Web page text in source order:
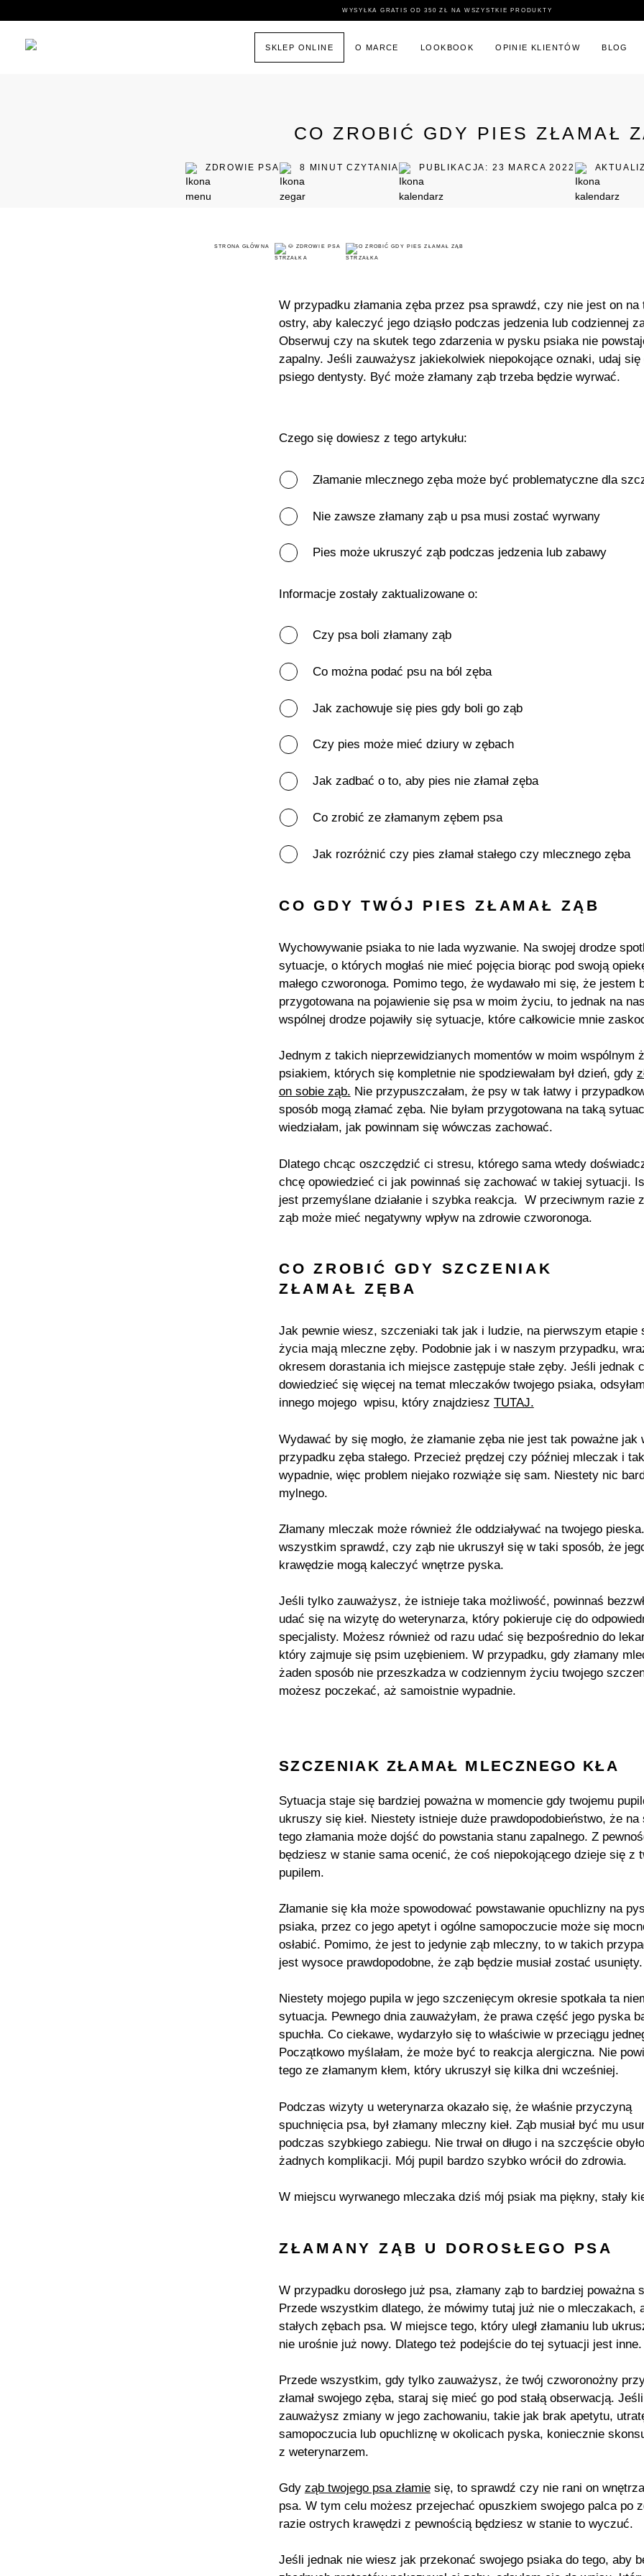
KURIER GLS • PACZKOMATY INPOST • ODBIÓR OSOBISTY
SKLEP ONLINE O MARCE LOOKBOOK OPINIE KLIENTÓW BLOG
CO ZROBIĆ GDY PIES ZŁAMAŁ
ZDROWIE PSA 8 MINUT CZYTANIA PUBLIKACJA: 23 MARCA 2022
STRONA GŁÓWNA 🐶 ZDROWIE PSA CO ZROBIĆ GDY PIES ZŁAMAŁ ZĄB
W przypadku złamania zęba przez psa sprawdź, czy nie jest on na
ostry, aby kaleczyć jego dziąsło podczas jedzenia lub codziennej
Obserwuj czy na skutek tego zdarzenia w pysku psiaka nie
zapalny. Jeśli zauważysz jakiekolwiek niepokojące oznaki, udaj się
psiego dentysty. Być może złamany ząb trzeba będzie wyrwać.
Czego się dowiesz z tego artykułu:
Złamanie mlecznego zęba może być problematyczne dla
Nie zawsze złamany ząb u psa musi zostać wyrwany
Pies może ukruszyć ząb podczas jedzenia lub zabawy
Informacje zostały zaktualizowane o:
Czy psa boli złamany ząb
Co można podać psu na ból zęba
Jak zachowuje się pies gdy boli go ząb
Czy pies może mieć dziury w zębach
Jak zadbać o to, aby pies nie złamał zęba
Co zrobić ze złamanym zębem psa
Jak rozróżnić czy pies złamał stałego czy mlecznego zęba
CO GDY TWÓJ PIES ZŁAMAŁ ZĄB
Wychowywanie psiaka to nie lada wyzwanie. Na swojej drodze
sytuacje, o których mogłaś nie mieć pojęcia biorąc pod swoją
małego czworonoga. Pomimo tego, że wydawało mi się, że jestem
przygotowana na pojawienie się psa w moim życiu, to jednak na
wspólnej drodze pojawiły się sytuacje, które całkowicie mnie
Jednym z takich nieprzewidzianych momentów w moim wspólnym
psiakiem, których się kompletnie nie spodziewałam był dzień, gdy
on sobie ząb. Nie przypuszczałam, że psy w tak łatwy i
sposób mogą złamać zęba. Nie byłam przygotowana na taką
wiedziałam, jak powinnam się wówczas zachować.
Dlatego chcąc oszczędzić ci stresu, którego sama wtedy
chcę opowiedzieć ci jak powinnaś się zachować w takiej sytuacji.
jest przemyślane działanie i szybka reakcja. W przeciwnym razie
ząb może mieć negatywny wpływ na zdrowie czworonoga.
CO ZROBIĆ GDY SZCZENIAK
ZŁAMAŁ ZĘBA
Jak pewnie wiesz, szczeniaki tak jak i ludzie, na pierwszym etapie
życia mają mleczne zęby. Podobnie jak i w naszym przypadku,
okresem dorastania ich miejsce zastępuje stałe zęby. Jeśli jednak
dowiedzieć się więcej na temat mleczaków twojego psiaka,
innego mojego wpisu, który znajdziesz TUTAJ.
Wydawać by się mogło, że złamanie zęba nie jest tak poważne jak
przypadku zęba stałego. Przecież prędzej czy później mleczak i
wypadnie, więc problem niejako rozwiąże się sam. Niestety nic
mylnego.
Złamany mleczak może również źle oddziaływać na twojego
wszystkim sprawdź, czy ząb nie ukruszył się w taki sposób, że
krawędzie mogą kaleczyć wnętrze pyska.
Jeśli tylko zauważysz, że istnieje taka możliwość, powinnaś
udać się na wizytę do weterynarza, który pokieruje cię do
specjalisty. Możesz również od razu udać się bezpośrednio do
który zajmuje się psim uzębieniem. W przypadku, gdy złamany
żaden sposób nie przeszkadza w codziennym życiu twojego
możesz poczekać, aż samoistnie wypadnie.
SZCZENIAK ZŁAMAŁ MLECZNEGO KŁA
Sytuacja staje się bardziej poważna w momencie gdy twojemu
ukruszy się kieł. Niestety istnieje duże prawdopodobieństwo, że na
tego złamania może dojść do powstania stanu zapalnego. Z
będziesz w stanie sama ocenić, że coś niepokojącego dzieje się z
pupilem.
Złamanie się kła może spowodować powstawanie opuchlizny na
psiaka, przez co jego apetyt i ogólne samopoczucie może się
osłabić. Pomimo, że jest to jedynie ząb mleczny, to w takich
jest wysoce prawdopodobne, że ząb będzie musiał zostać usunięty.
Niestety mojego pupila w jego szczenięcym okresie spotkała ta
sytuacja. Pewnego dnia zauważyłam, że prawa część jego pyska
spuchła. Co ciekawe, wydarzyło się to właściwie w przeciągu
Początkowo myślałam, że może być to reakcja alergiczna. Nie
tego ze złamanym kłem, który ukruszył się kilka dni wcześniej.
Podczas wizyty u weterynarza okazało się, że właśnie przyczyną
spuchnięcia psa, był złamany mleczny kieł. Ząb musiał być mu
podczas szybkiego zabiegu. Nie trwał on długo i na szczęście
żadnych komplikacji. Mój pupil bardzo szybko wrócił do zdrowia.
W miejscu wyrwanego mleczaka dziś mój psiak ma piękny, stały
ZŁAMANY ZĄB U DOROSŁEGO PSA
W przypadku dorosłego już psa, złamany ząb to bardziej poważna
Przede wszystkim dlatego, że mówimy tutaj już nie o mleczakach,
stałych zębach psa. W miejsce tego, który uległ złamaniu lub
nie urośnie już nowy. Dlatego też podejście do tej sytuacji jest inne.
Przede wszystkim, gdy tylko zauważysz, że twój czworonożny
złamał swojego zęba, staraj się mieć go pod stałą obserwacją.
zauważysz zmiany w jego zachowaniu, takie jak brak apetytu,
samopoczucia lub opuchliznę w okolicach pyska, koniecznie
z weterynarzem.
Gdy ząb twojego psa złamiesię, to sprawdź czy nie rani on
psa. W tym celu możesz przejechać opuszkiem swojego palca po
razie ostrych krawędzi z pewnością będziesz w stanie to wyczuć.
Jeśli jednak nie wiesz jak przekonać swojego psiaka do tego, aby